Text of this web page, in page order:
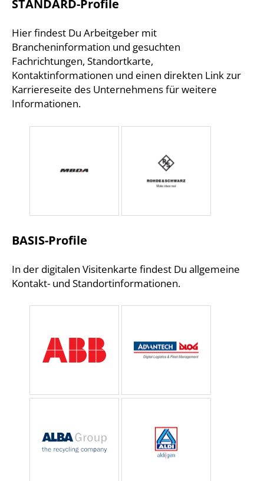
STANDARD-Profile
Hier findest Du Arbeitgeber mit
Brancheninformation und gesuchten
Fachrichtungen, Standortkarte,
Kontaktinformationen und einen direkten Link zur
Karriereseite des Unternehmens für weitere
Informationen.
BASIS-Profile
In der digitalen Visitenkarte findest Du allgemeine
Kontakt- und Standortinformationen.